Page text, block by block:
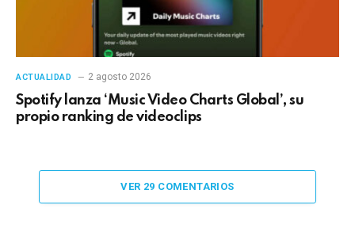
ACTUALIDAD 2 agosto 2026
Spotify lanza ‘Music Video Charts Global’, su
propio ranking de videoclips
VER 29 COMENTARIOS